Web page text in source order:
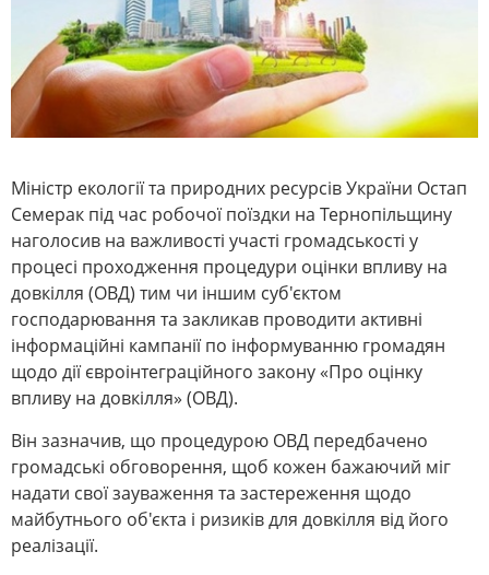
Міністр екології та природних ресурсів України Остап
Семерак під час робочої поїздки на Тернопільщину
наголосив на важливості участі громадськості у
процесі проходження процедури оцінки впливу на
довкілля (ОВД) тим чи іншим суб'єктом
господарювання та закликав проводити активні
інформаційні кампанії по інформуванню громадян
щодо дії євроінтеграційного закону «Про оцінку
впливу на довкілля» (ОВД).
Він зазначив, що процедурою ОВД передбачено
громадські обговорення, щоб кожен бажаючий міг
надати свої зауваження та застереження щодо
майбутнього об'єкта і ризиків для довкілля від його
реалізації.